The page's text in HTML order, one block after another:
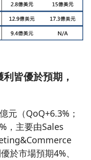
皆優於預期，
元（QoQ+6.3%；
，主要由Sales
於市場預期4%、